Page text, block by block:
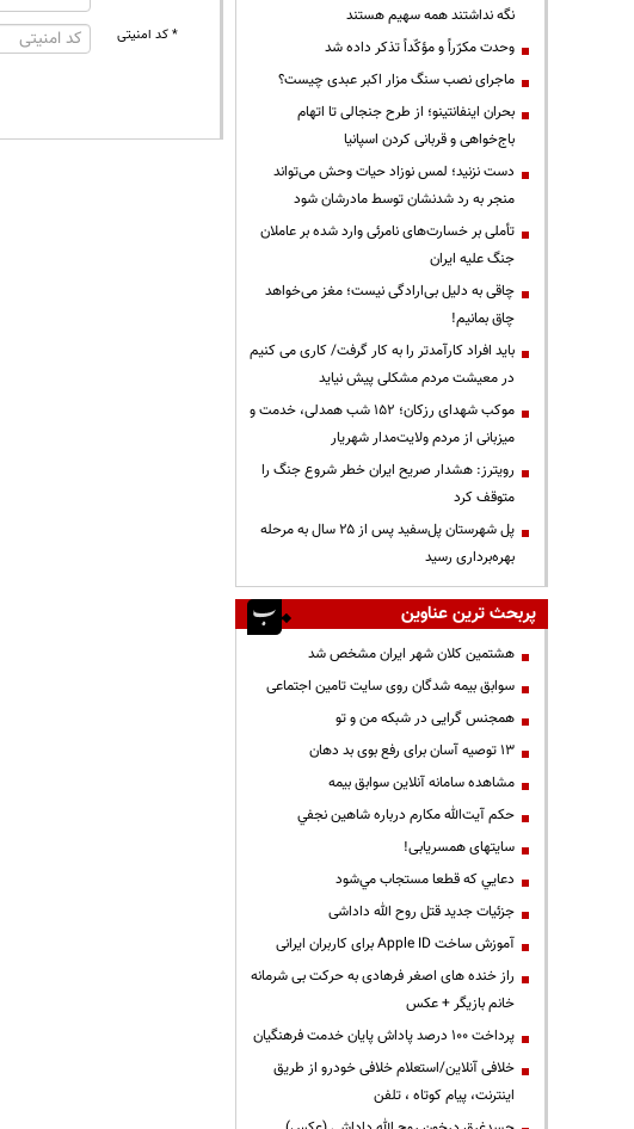
* کد امنیتی
نگه نداشتند همه سهیم هستند
وحدت مکرّراً و مؤکّداً تذکر داده شد
ماجرای نصب سنگ مزار اکبر عبدی چیست؟
بحران اینفانتینو؛ از طرح جنجالی تا اتهام
باج‌خواهی و قربانی کردن اسپانیا
دست نزنید؛ لمس نوزاد حیات وحش می‌تواند
منجر به رد شدنشان توسط مادرشان شود
تأملی بر خسارت‌های نامرئی وارد شده بر عاملان
جنگ علیه ایران
چاقی به دلیل بی‌ارادگی نیست؛ مغز می‌خواهد
چاق بمانیم!
باید افراد کارآمدتر را به کار گرفت/ کاری می کنیم
در معیشت مردم مشکلی پیش نیاید
موکب شهدای رزکان؛ ۱۵۲ شب همدلی، خدمت و
میزبانی از مردم ولایت‌مدار شهریار
رویترز: هشدار صریح ایران خطر شروع جنگ را
متوقف کرد
پل شهرستان پل‌سفید پس از ۲۵ سال به مرحله
بهره‌برداری رسید
پربحث ترین عناوین
هشتمین کلان شهر ایران مشخص شد
سوابق بیمه شدگان روی سایت تامین اجتماعی
همجنس گرایی در شبکه من و تو
13 توصیه آسان برای رفع بوی بد دهان
مشاهده سامانه آنلاين سوابق بیمه
حكم آيت‌الله مكارم درباره شاهين نجفي
سایتهای همسریابی!
دعايي كه قطعا مستجاب مي‌شود
جزئیات جدید قتل روح الله داداشی
آموزش ساخت Apple ID برای کاربران ایرانی
راز خنده های اصغر فرهادی به حرکت بی شرمانه
خانم بازیگر + عکس
پرداخت ۱۰۰ درصد پاداش پایان خدمت فرهنگیان
خلافی آنلاین/استعلام خلافی خودرو از طریق
اینترنت، پیام کوتاه ، تلفن